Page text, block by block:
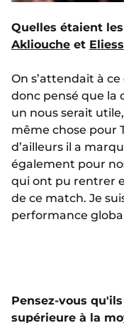
Quelles étaient
Akliouche et
On s’attendait à ce
donc pensé que la
un nous serait
même chose pour
d’ailleurs il a
également pour
qui ont pu rentrer
de ce match. Je
performance
Pensez-vous
supérieure à la